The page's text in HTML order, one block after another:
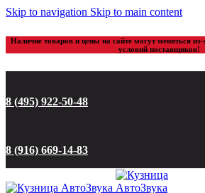
Skip to navigation Skip to main content
Наличие товаров и цены на сайте могут меняться
условий поставщиков!
8 (495) 922-50-48
8 (916) 669-14-83